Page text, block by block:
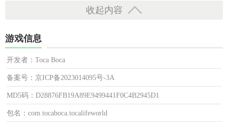
收起内容
游戏信息
开发者：Toca Boca
备案号：京ICP备2023014095号-3A
MD5码：D28876FB19A89E9499441F0C4B2945D1
包名：com.tocaboca.tocalifeworld